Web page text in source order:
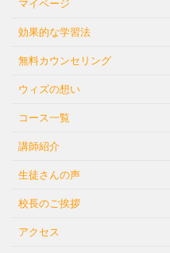
マイページ
効果的な学習法
無料カウンセリング
ウィズの想い
コース一覧
講師紹介
生徒さんの声
校長のご挨拶
アクセス